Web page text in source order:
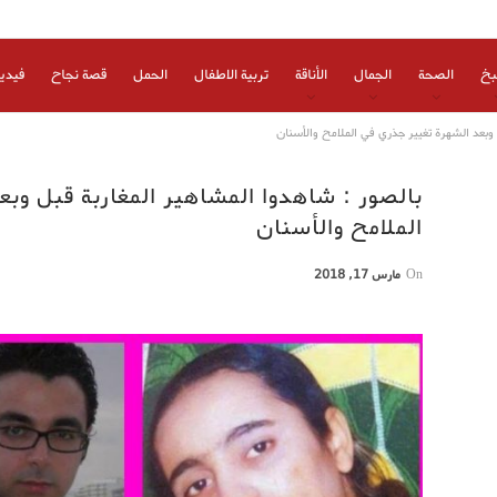
الصحة الجمال الأناقة تربية الاطفال الحمل قصة نجاح
الشهرة تغيير جذري في الملامح والأسنان
بالصور : شاهدوا المشاهير المغاربة قبل
الملامح والأسنان
On مارس 17, 2018